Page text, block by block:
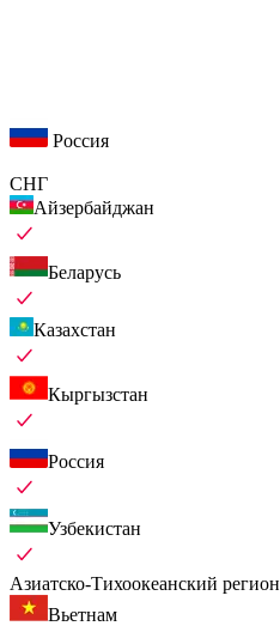
Россия
СНГ
Айзербайджан
Беларусь
Казахстан
Кыргызстан
Россия
Узбекистан
Азиатско-Тихоокеанский регион
Вьетнам